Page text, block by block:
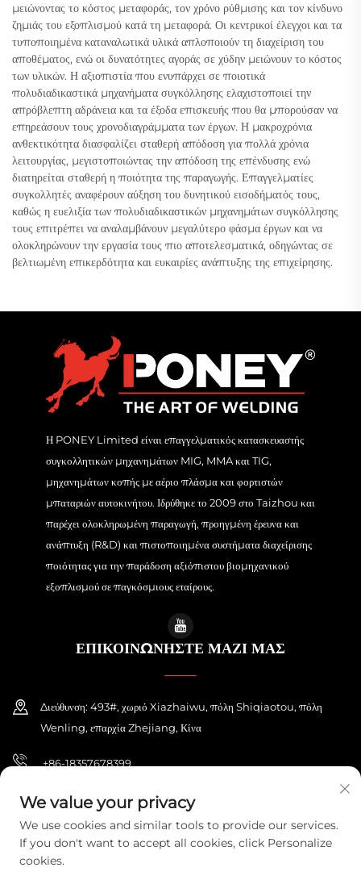
μειώνοντας το κόστος μεταφοράς, τον χρόνο ρύθμισης και τον κίνδυνο
ζημιάς του εξοπλισμού κατά τη μεταφορά. Οι κεντρικοί έλεγχοι και τα
τυποποιημένα καταναλωτικά υλικά απλοποιούν τη διαχείριση του
αποθέματος, ενώ οι δυνατότητες αγοράς σε χύδην μειώνουν το κόστος
των υλικών. Η αξιοπιστία που ενυπάρχει σε ποιοτικά
πολυδιαδικαστικά μηχανήματα συγκόλλησης ελαχιστοποιεί την
απρόβλεπτη αδράνεια και τα έξοδα επισκευής που θα μπορούσαν να
επηρεάσουν τους χρονοδιαγράμματα των έργων. Η μακροχρόνια
ανθεκτικότητα διασφαλίζει σταθερή απόδοση για πολλά χρόνια
λειτουργίας, μεγιστοποιώντας την απόδοση της επένδυσης ενώ
διατηρείται σταθερή η ποιότητα της παραγωγής. Επαγγελματίες
συγκολλητές αναφέρουν αύξηση του δυνητικού εισοδήματός τους,
καθώς η ευελιξία των πολυδιαδικαστικών μηχανημάτων συγκόλλησης
τους επιτρέπει να αναλαμβάνουν μεγαλύτερο φάσμα έργων και να
ολοκληρώνουν την εργασία τους πιο αποτελεσματικά, οδηγώντας σε
βελτιωμένη επικερδότητα και ευκαιρίες ανάπτυξης της επιχείρησης.
Η PONEY Limited είναι επαγγελματικός κατασκευαστής
συγκολλητικών μηχανημάτων MIG, MMA και TIG,
μηχανημάτων κοπής με αέριο πλάσμα και φορτιστών
μπαταριών αυτοκινήτου. Ιδρύθηκε το 2009 στο Taizhou και
παρέχει ολοκληρωμένη παραγωγή, προηγμένη έρευνα και
ανάπτυξη (R&D) και πιστοποιημένα συστήματα διαχείρισης
ποιότητας για την παράδοση αξιόπιστου βιομηχανικού
εξοπλισμού σε παγκόσμιους εταίρους.
ΕΠΙΚΟΙΝΩΝΗΣΤΕ ΜΑΖΙ ΜΑΣ
Διεύθυνση: 493#, χωριό Xiazhaiwu, πόλη Shiqiaotou, πόλη
Wenling, επαρχία Zhejiang, Κίνα
+86-18357678399
[email protected]
Πνευματική ιδιοκτησία © 2026 ZHEJIANG PONEY ELECTRIC CO.,LTD. Με
We value your privacy
We use cookies and similar tools to provide our services.
If you don't want to accept all cookies, click Personalize
cookies.